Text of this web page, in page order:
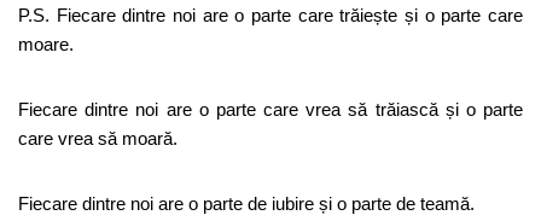
P.S. Fiecare dintre noi are o parte care trăiește și o parte care
moare.
Fiecare dintre noi are o parte care vrea să trăiască și o parte
care vrea să moară.
Fiecare dintre noi are o parte de iubire și o parte de teamă.